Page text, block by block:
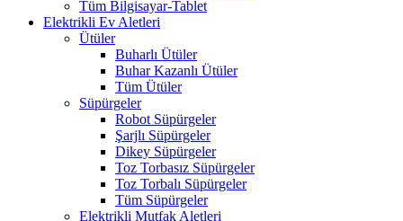
Tüm Bilgisayar-Tablet
Elektrikli Ev Aletleri
Ütüler
Buharlı Ütüler
Buhar Kazanlı Ütüler
Tüm Ütüler
Süpürgeler
Robot Süpürgeler
Şarjlı Süpürgeler
Dikey Süpürgeler
Toz Torbasız Süpürgeler
Toz Torbalı Süpürgeler
Tüm Süpürgeler
Elektrikli Mutfak Aletleri